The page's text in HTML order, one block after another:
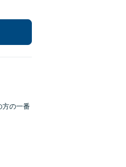
方の一番